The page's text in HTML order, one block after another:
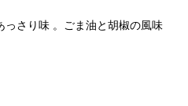
さり味 。ごま油と胡椒の風味